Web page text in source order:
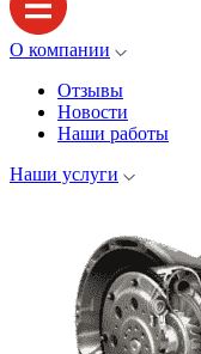
О компании
Отзывы
Новости
Наши работы
Наши услуги